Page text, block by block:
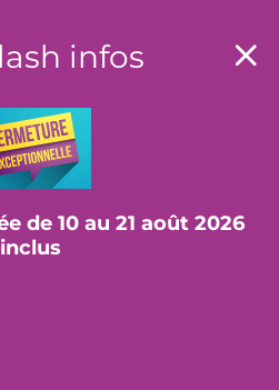
infos
de 10 au 21 août 2026
inclus